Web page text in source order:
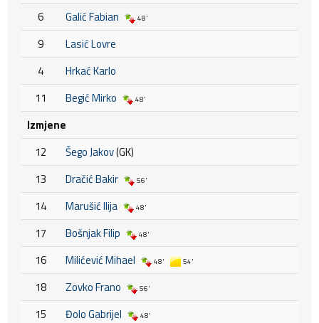
6 Galić Fabian 48'
9
Lasić Lovre
4
Hrkać Karlo
11
Begić Mirko 48'
Izmjene
12
Šego Jakov(GK)
13
Dračić Bakir 56'
14 Marušić Ilija 48'
17 Bošnjak Filip 48'
16 Milićević Mihael 48' 54'
18 Zovko Frano 56'
15 Đolo Gabrijel 48'